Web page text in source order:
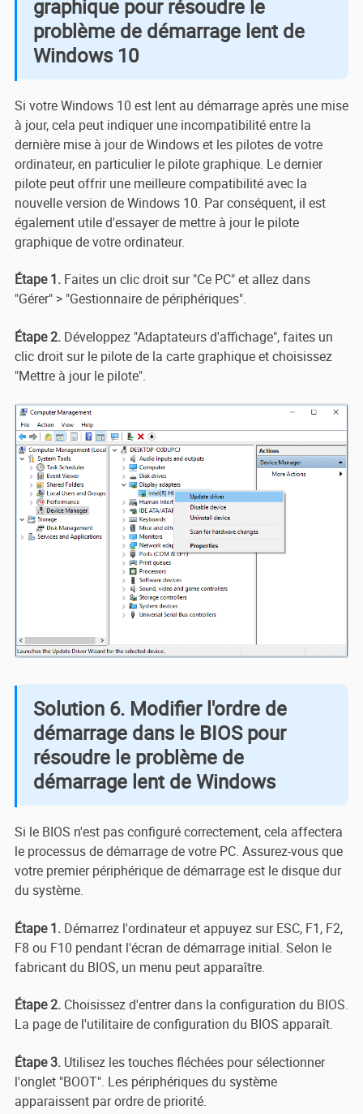
graphique pour résoudre le
problème de démarrage lent de
Windows 10
Si votre Windows 10 est lent au démarrage après une mise
à jour, cela peut indiquer une incompatibilité entre la
dernière mise à jour de Windows et les pilotes de votre
ordinateur, en particulier le pilote graphique. Le dernier
pilote peut offrir une meilleure compatibilité avec la
nouvelle version de Windows 10. Par conséquent, il est
également utile d'essayer de mettre à jour le pilote
graphique de votre ordinateur.
Étape 1. Faites un clic droit sur "Ce PC" et allez dans
"Gérer" > "Gestionnaire de périphériques".
Étape 2. Développez "Adaptateurs d'affichage", faites un
clic droit sur le pilote de la carte graphique et choisissez
"Mettre à jour le pilote".
Solution 6. Modifier l'ordre de
démarrage dans le BIOS pour
résoudre le problème de
démarrage lent de Windows
Si le BIOS n'est pas configuré correctement, cela affectera
le processus de démarrage de votre PC. Assurez-vous que
votre premier périphérique de démarrage est le disque dur
du système.
Étape 1. Démarrez l'ordinateur et appuyez sur ESC, F1, F2,
F8 ou F10 pendant l'écran de démarrage initial. Selon le
fabricant du BIOS, un menu peut apparaître.
Étape 2.Choisissez d'entrer dans la configuration du BIOS.
La page de l'utilitaire de configuration du BIOS apparaît.
Étape 3.Utilisez les touches fléchées pour sélectionner
l'onglet "BOOT". Les périphériques du système
apparaissent par ordre de priorité.